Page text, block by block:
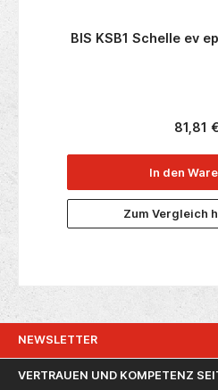
BIS KSB1 Schelle ev
81,81
In den
Zum Vergleich
NEWSLETTER
VERTRAUEN UND KOMPETENZ